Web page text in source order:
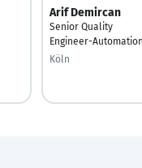
Arif Demircan
Senior Quality
Engineer-
Köln